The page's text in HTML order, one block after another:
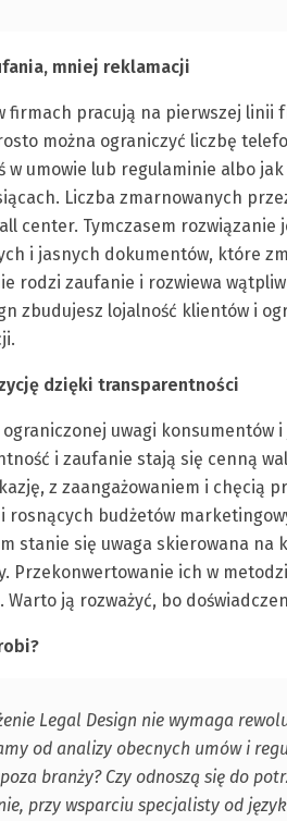
mniej reklamacji
firmach pracują na pierwszej linii
można ograniczyć liczbę
w umowie lub regulaminie albo
Liczba zmarnowanych
center. Tymczasem
i jasnych dokumentów, które
rodzi zaufanie i rozwiewa
zbudujesz lojalność klientów i
dzięki transparentności
ograniczonej uwagi konsumentów
i zaufanie stają się cenną
z zaangażowaniem i chęcią
rosnących budżetów
stanie się uwaga skierowana na
Przekonwertowanie ich w
Warto ją rozważyć, bo
Legal Design nie wymaga
od analizy obecnych umów i
branży? Czy odnoszą się do
przy wsparciu specjalisty od